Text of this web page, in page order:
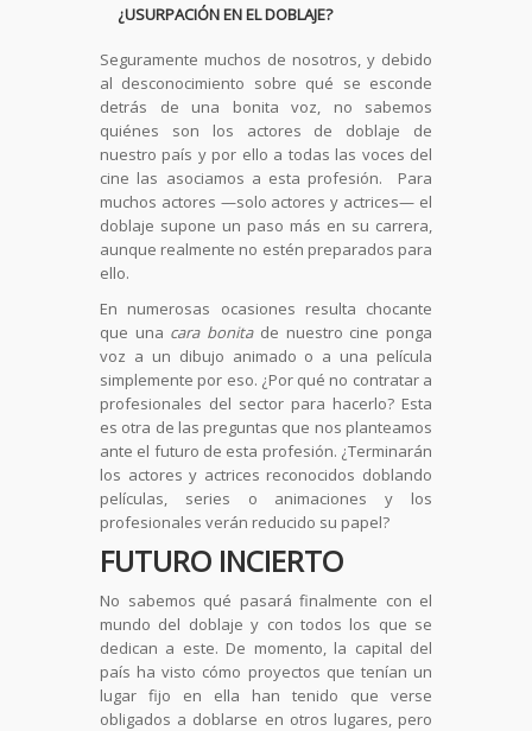
¿USURPACIÓN EN EL DOBLAJE?
Seguramente muchos de nosotros, y debido
al desconocimiento sobre qué se esconde
detrás de una bonita voz, no sabemos
quiénes son los actores de doblaje de
nuestro país y por ello a todas las voces del
cine las asociamos a esta profesión. Para
muchos actores —solo actores y actrices— el
doblaje supone un paso más en su carrera,
aunque realmente no estén preparados para
ello.
En numerosas ocasiones resulta chocante
que una cara bonitade nuestro cine ponga
voz a un dibujo animado o a una película
simplemente por eso. ¿Por qué no contratar a
profesionales del sector para hacerlo? Esta
es otra de las preguntas que nos planteamos
ante el futuro de esta profesión. ¿Terminarán
los actores y actrices reconocidos doblando
películas, series o animaciones y los
profesionales verán reducido su papel?
FUTURO INCIERTO
No sabemos qué pasará finalmente con el
mundo del doblaje y con todos los que se
dedican a este. De momento, la capital del
país ha visto cómo proyectos que tenían un
lugar fijo en ella han tenido que verse
obligados a doblarse en otros lugares, pero